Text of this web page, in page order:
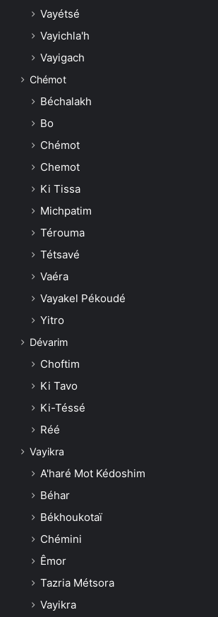
Vayétsé
Vayichla'h
Vayigach
Chémot
Béchalakh
Bo
Chémot
Chemot
Ki Tissa
Michpatim
Térouma
Tétsavé
Vaéra
Vayakel Pékoudé
Yitro
Dévarim
Choftim
Ki Tavo
Ki-Téssé
Réé
Vayikra
A'haré Mot Kédoshim
Béhar
Békhoukotaï
Chémini
Êmor
Tazria Métsora
Vayikra